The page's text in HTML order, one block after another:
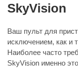
SkyVision
Ваш пульт для
исключением, как и
Наиболее часто
SkyVision именно